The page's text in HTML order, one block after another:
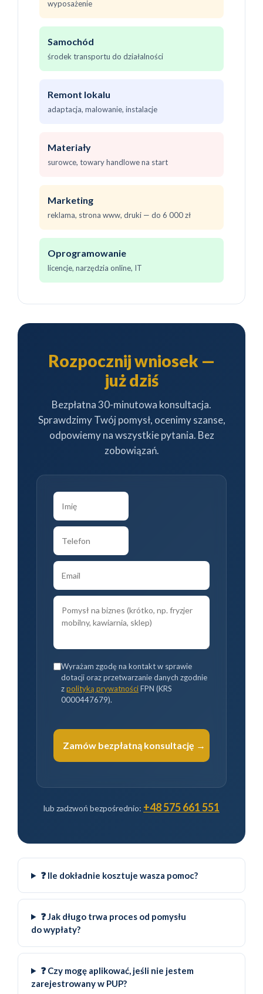
wyposażenie
Samochód
środek transportu do działalności
Remont lokalu
adaptacja, malowanie, instalacje
Materiały
surowce, towary handlowe na start
Marketing
reklama, strona www, druki — do 6 000 zł
Oprogramowanie
licencje, narzędzia online, IT
Rozpocznij wniosek —
już dziś
Bezpłatna 30-minutowa konsultacja.
Sprawdzimy Twój pomysł, ocenimy szanse,
odpowiemy na wszystkie pytania. Bez
zobowiązań.
Wyrażam zgodę na kontakt w sprawie
dotacji oraz przetwarzanie danych zgodnie
zpolityką prywatnościFPN (KRS
0000447679).
Zamów bezpłatną konsultację →
lub zadzwoń bezpośrednio: +48 575 661 551
❓ Ile dokładnie kosztuje wasza pomoc?
❓ Jak długo trwa proces od pomysłu
do wypłaty?
❓ Czy mogę aplikować, jeśli nie jestem
zarejestrowany w PUP?